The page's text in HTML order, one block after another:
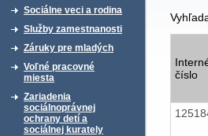
Sociálne veci a rodina
Služby zamestnanosti
Záruky pre mladých
Voľné pracovné
miesta
Zariadenia
sociálnoprávnej
ochrany detí a
sociálnej kurately
číslo